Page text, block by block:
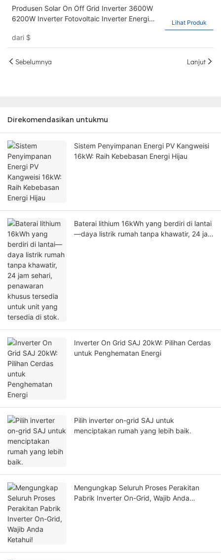
Produsen Solar On Off Grid Inverter 3600W
6200W Inverter Fotovoltaic Inverter Energi
Hybrid
dari $
Lihat Produk
Sebelumnya Lanjut
Direkomendasikan untukmu
Sistem Penyimpanan Energi PV Kangweisi
16kW: Raih Kebebasan Energi Hijau
Baterai lithium 16kWh yang berdiri di lantai
—daya listrik rumah tanpa khawatir, 24 jam
Inverter On Grid SAJ 20kW: Pilihan Cerdas
untuk Penghematan Energi
Pilih inverter on-grid SAJ untuk
menciptakan rumah yang lebih baik.
Mengungkap Seluruh Proses Perakitan
Pabrik Inverter On-Grid, Wajib Anda